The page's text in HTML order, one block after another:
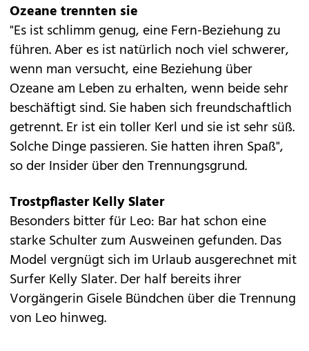
Ozeane trennten sie
"Es ist schlimm genug, eine Fern-Beziehung zu
führen. Aber es ist natürlich noch viel schwerer,
wenn man versucht, eine Beziehung über
Ozeane am Leben zu erhalten, wenn beide sehr
beschäftigt sind. Sie haben sich freundschaftlich
getrennt. Er ist ein toller Kerl und sie ist sehr süß.
Solche Dinge passieren. Sie hatten ihren Spaß",
so der Insider über den Trennungsgrund.
Trostpflaster Kelly Slater
Besonders bitter für Leo: Bar hat schon eine
starke Schulter zum Ausweinen gefunden. Das
Model vergnügt sich im Urlaub ausgerechnet mit
Surfer Kelly Slater. Der half bereits ihrer
Vorgängerin Gisele Bündchen über die Trennung
von Leo hinweg.